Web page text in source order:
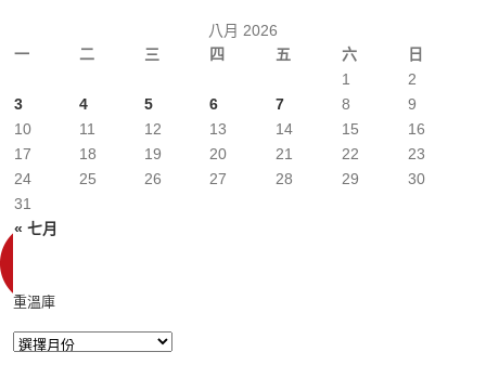
八月 2026
一
二 三 四 五 六 日
« 七月
1
2
3
4 5 6 7 8
9
10
11 12 13 14 15
16
17
18 19 20 21 22
23
24
25 26 27 28 29
30
31
重溫庫